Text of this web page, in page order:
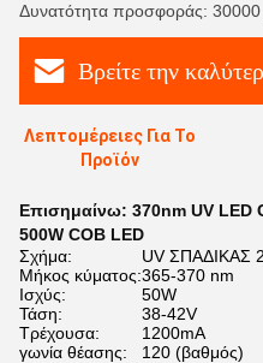
Δυνατότητα προσφοράς:
Βρείτε την
Λεπτομέρειες Για Το
Προϊόν
Επισημαίνω: 370nm UV LED
500W COB LED
Σχήμα:
UV ΣΠΑΔΙΚΑΣ
Μήκος κύματος:365-370 nm
Ισχύς:
50W
Τάση:
38-42V
Τρέχουσα:
1200mA
γωνία θέασης:
120 (βαθμός)